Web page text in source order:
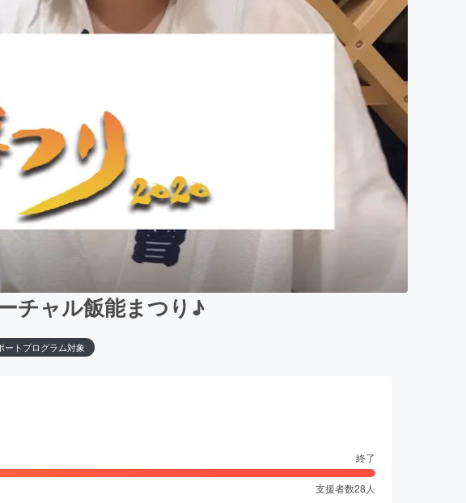
チャル飯能まつり♪
ートプログラム対象
終了
支援者数28 人